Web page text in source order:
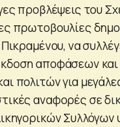
προβλέψεις του
πρωτοβουλίες
να
αποφάσεων
πολιτών για
αναφορές σε
Συλλόγων